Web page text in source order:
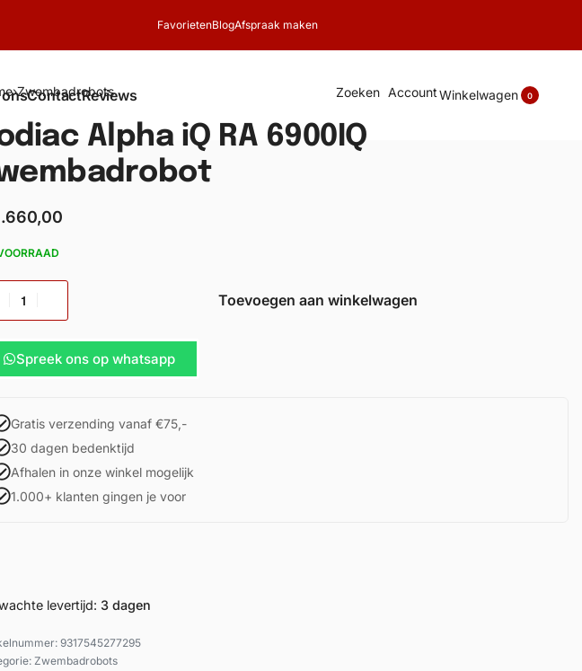
FavorietenBlogAfspraak maken
ContactReviews Zoeken AccountWinkelwagen 0
›Zwembadrobots
Alpha iQ RA 6900IQ
Toevoegen aan winkelwagen
Spreek ons op whatsapp
Gratis verzending vanaf €75,-
30 dagen bedenktijd
Afhalen in onze winkel mogelijk
1.000+ klanten gingen je voor
levertijd: 3 dagen
9317545277295
Zwembadrobots